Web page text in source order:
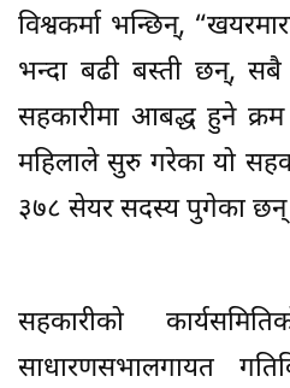
विश्वकर्मा भन्छिन्,
भन्दा बढी बस्ती छन्, सबै
सहकारीमा आबद्ध हुने
महिलाले सुरु गरेका यो
३७८ सेयर सदस्य पुगेका छन्
सहकारीको
साधारणसभालगायत